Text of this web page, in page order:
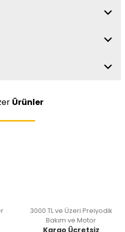
Ürünler
3000 TL ve Üzeri Preiyodik
Bakım ve Motor
Kargo Ücretsiz